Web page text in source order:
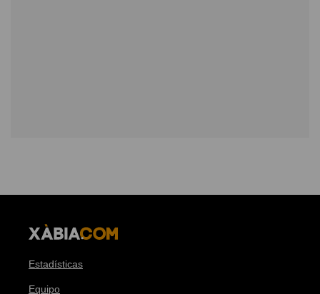
Estadísticas
Equipo